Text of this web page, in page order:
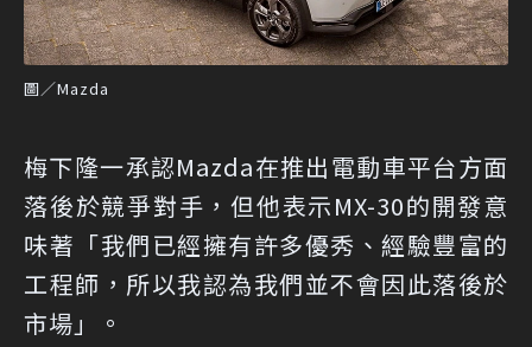
圖／Mazda
梅下隆一承認Mazda在推出電動車平台方面
落後於競爭對手，但他表示MX-30的開發意
味著「我們已經擁有許多優秀、經驗豐富的
工程師，所以我認為我們並不會因此落後於
市場」。